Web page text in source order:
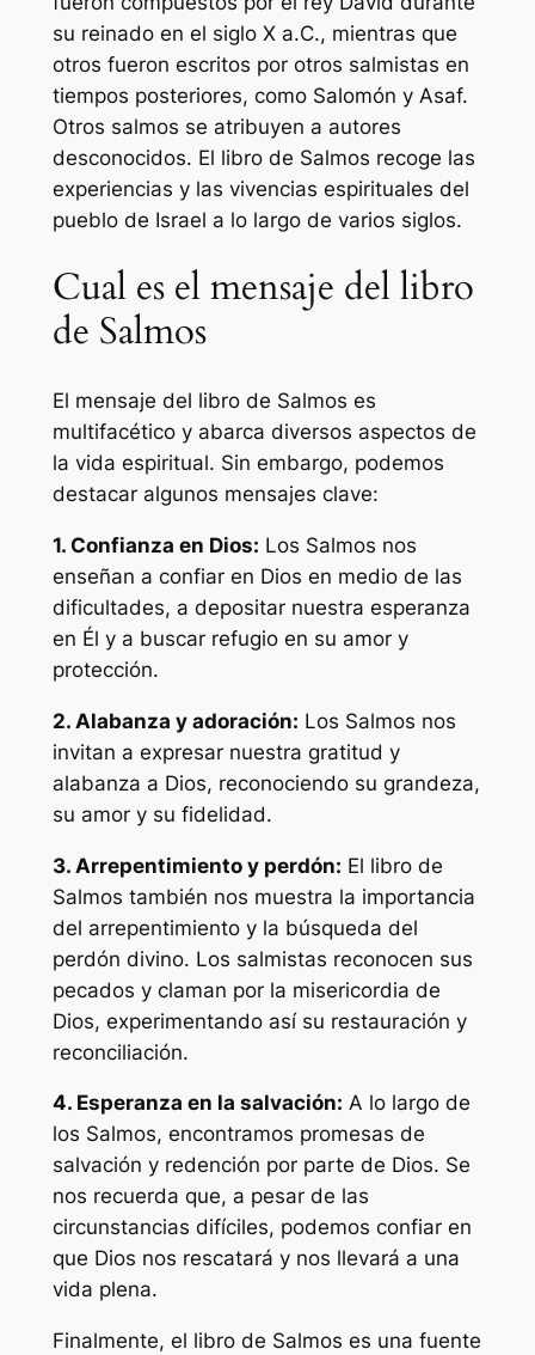
su reinado en el siglo X a.C., mientras que
otros fueron escritos por otros salmistas en
tiempos posteriores, como Salomón y Asaf.
Otros salmos se atribuyen a autores
desconocidos. El libro de Salmos recoge las
experiencias y las vivencias espirituales del
pueblo de Israel a lo largo de varios siglos.
Cual es el mensaje del libro
de Salmos
El mensaje del libro de Salmos es
multifacético y abarca diversos aspectos de
la vida espiritual. Sin embargo, podemos
destacar algunos mensajes clave:
1. Confianza en Dios: Los Salmos nos
enseñan a confiar en Dios en medio de las
dificultades, a depositar nuestra esperanza
en Él y a buscar refugio en su amor y
protección.
2. Alabanza y adoración: Los Salmos nos
invitan a expresar nuestra gratitud y
alabanza a Dios, reconociendo su grandeza,
su amor y su fidelidad.
3. Arrepentimiento y perdón: El libro de
Salmos también nos muestra la importancia
del arrepentimiento y la búsqueda del
perdón divino. Los salmistas reconocen sus
pecados y claman por la misericordia de
Dios, experimentando así su restauración y
reconciliación.
4. Esperanza en la salvación: A lo largo de
los Salmos, encontramos promesas de
salvación y redención por parte de Dios. Se
nos recuerda que, a pesar de las
circunstancias difíciles, podemos confiar en
que Dios nos rescatará y nos llevará a una
vida plena.
Finalmente, el libro de Salmos es una fuente